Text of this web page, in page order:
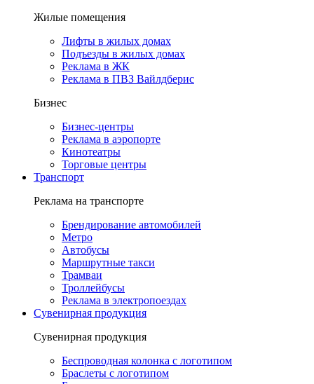
Жилые помещения
Лифты в жилых домах
Подъезды в жилых домах
Реклама в ЖК
Реклама в ПВЗ Вайлдберис
Бизнес
Бизнес-центры
Реклама в аэропорте
Кинотеатры
Торговые центры
Транспорт
Реклама на транспорте
Брендирование автомобилей
Метро
Автобусы
Маршрутные такси
Трамваи
Троллейбусы
Реклама в электропоездах
Сувенирная продукция
Сувенирная продукция
Беспроводная колонка с логотипом
Браслеты с логотипом